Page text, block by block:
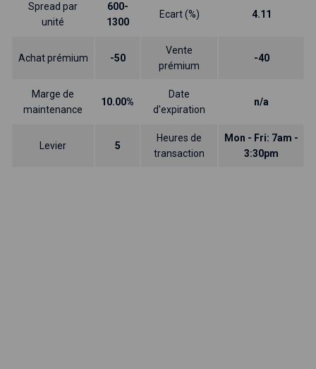
Spread par
unité
600-
1300
Ecart (%) 4.11
Achat prémium -50
Vente
prémium
-40
Marge de
maintenance
10.00%
Date
d'expiration
n/a
Levier 5
Heures de
transaction
Mon - Fri: 7am -
3:30pm